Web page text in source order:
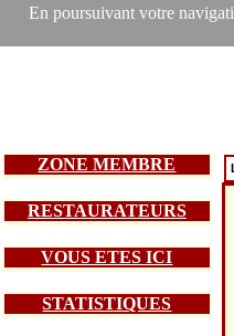
En poursuivant votre
ZONE MEMBRE
RESTAURATEURS
VOUS ETES ICI
STATISTIQUES